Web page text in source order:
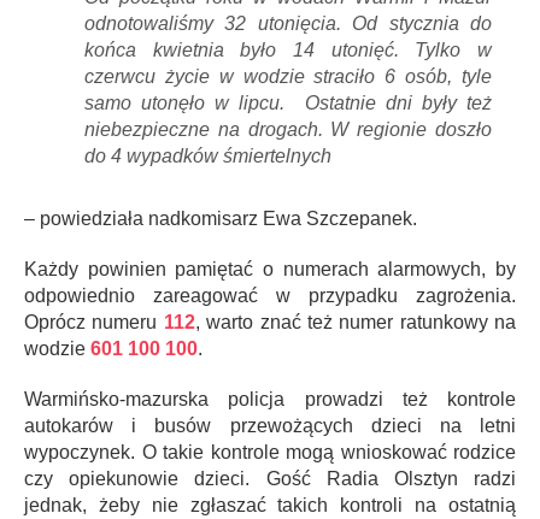
odnotowaliśmy 32 utonięcia. Od stycznia do
końca kwietnia było 14 utonięć. Tylko w
czerwcu życie w wodzie straciło 6 osób, tyle
samo utonęło w lipcu. Ostatnie dni były też
niebezpieczne na drogach. W regionie doszło
do 4 wypadków śmiertelnych
– powiedziała nadkomisarz Ewa Szczepanek.
Każdy powinien pamiętać o numerach alarmowych, by
odpowiednio zareagować w przypadku zagrożenia.
Oprócz numeru 112, warto znać też numer ratunkowy na
wodzie 601 100 100.
Warmińsko-mazurska policja prowadzi też kontrole
autokarów i busów przewożących dzieci na letni
wypoczynek. O takie kontrole mogą wnioskować rodzice
czy opiekunowie dzieci. Gość Radia Olsztyn radzi
jednak, żeby nie zgłaszać takich kontroli na ostatnią